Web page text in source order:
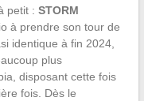
petit : STORM
à prendre son tour de
identique à fin 2024,
plus
disposant cette fois
fois. Dès le